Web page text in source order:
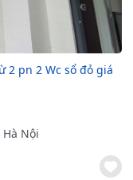
2 pn 2 Wc sổ đỏ giá
Nội